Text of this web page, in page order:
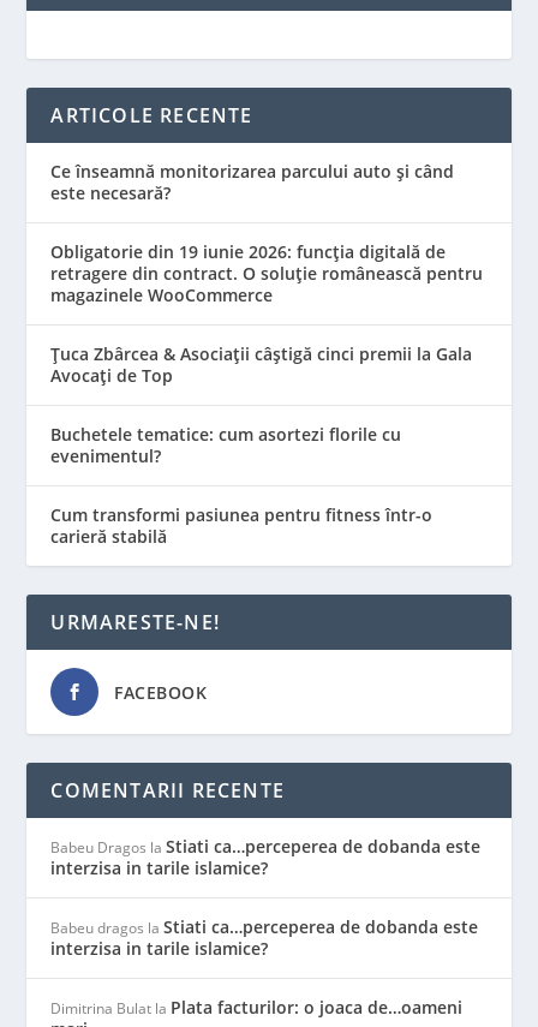
ARTICOLE RECENTE
Ce înseamnă monitorizarea parcului auto și când
este necesară?
Obligatorie din 19 iunie 2026: funcția digitală de
retragere din contract. O soluție românească pentru
magazinele WooCommerce
Țuca Zbârcea & Asociații câștigă cinci premii la Gala
Avocați de Top
Buchetele tematice: cum asortezi florile cu
evenimentul?
Cum transformi pasiunea pentru fitness într-o
carieră stabilă
URMARESTE-NE!
FACEBOOK
COMENTARII RECENTE
Babeu Dragos laStiati ca…perceperea de dobanda este
interzisa in tarile islamice?
Babeu dragos laStiati ca…perceperea de dobanda este
interzisa in tarile islamice?
Dimitrina Bulat la Plata facturilor: o joaca de…oameni